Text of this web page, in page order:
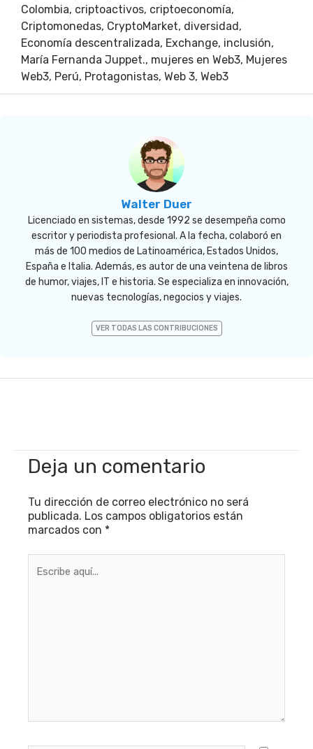
Colombia, criptoactivos, criptoeconomía,
Criptomonedas, CryptoMarket, diversidad,
Economía descentralizada, Exchange, inclusión,
María Fernanda Juppet., mujeres en Web3, Mujeres
Web3, Perú, Protagonistas, Web 3, Web3
Walter Duer
Licenciado en sistemas, desde 1992 se desempeña como
escritor y periodista profesional. A la fecha, colaboró en
más de 100 medios de Latinoamérica, Estados Unidos,
España e Italia. Además, es autor de una veintena de libros
de humor, viajes, IT e historia. Se especializa en innovación,
nuevas tecnologías, negocios y viajes.
VER TODAS LAS CONTRIBUCIONES
Deja un comentario
Tu dirección de correo electrónico no será
publicada. Los campos obligatorios están
marcados con *
aquí...